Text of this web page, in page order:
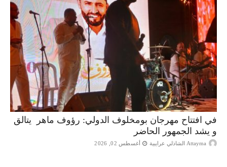
في افتتاح مهرجان بومخلوف الدولي: رؤوف ماهر يتالق
و يشد الجمهور الحاضر
Attayma الشاذلي عرايبية أغسطس 02, 2026